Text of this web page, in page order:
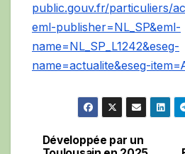
public.gouv.fr/particuliers/
eml-publisher=NL_SP&eml-
name=NL_SP_L1242&eseg-
name=actualite&eseg-
Navigation
Développée par un